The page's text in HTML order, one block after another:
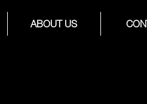
ABOUT US